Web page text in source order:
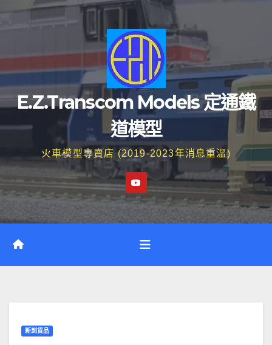
E.Z.Transcom Models 定通鐵
道模型
火車模型專賣店 (2019-2023年消息重温)
新到貨品